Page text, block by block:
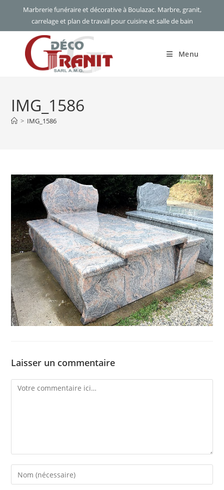
content
Marbrerie funéraire et décorative à Boulazac. Marbre, granit,
carrelage et plan de travail pour cuisine et salle de bain
Menu
IMG_1586
> IMG_1586
Laisser un commentaire
Comment
Enter
your